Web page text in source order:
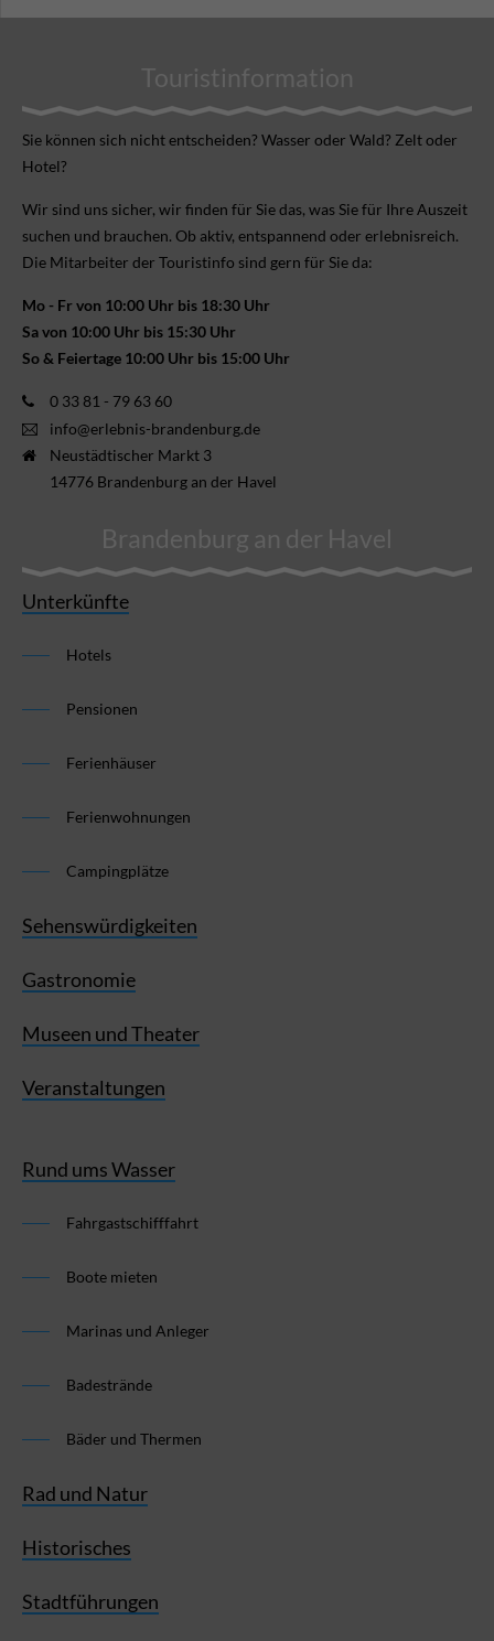
Touristinformation
Sie können sich nicht ent­scheiden? Wasser oder Wald? Zelt oder
Hotel?
Wir sind uns sicher, wir finden für Sie das, was Sie für Ihre Aus­zeit
suchen und brauchen. Ob aktiv, ent­spannend oder erlebnis­reich.
Die Mitarbeiter der Touristinfo sind gern für Sie da:
Mo - Fr von 10:00 Uhr bis 18:30 Uhr
Sa von 10:00 Uhr bis 15:30 Uhr
So & Feiertage 10:00 Uhr bis 15:00 Uhr
0 33 81 - 79 63 60
info@erlebnis-brandenburg.de
Neustädtischer Markt 3
14776 Brandenburg an der Havel
Brandenburg an der Havel
Unterkünfte
Hotels
Pensionen
Ferienhäuser
Ferienwohnungen
Campingplätze
Sehenswürdigkeiten
Gastronomie
Museen und Theater
Veranstaltungen
Rund ums Wasser
Fahrgastschifffahrt
Boote mieten
Marinas und Anleger
Badestrände
Bäder und Thermen
Rad und Natur
Historisches
Stadtführungen